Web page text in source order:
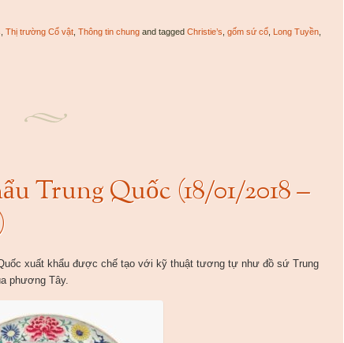
Thị trường Cổ vật, Thông tin chungand tagged Christie’s gốm sứ cổ, Long Tuyền,
Trung Quốc (18/01/2018 –
xuất khẩu được chế tạo với kỹ thuật tương tự như đồ sứ Trung
phương Tây.